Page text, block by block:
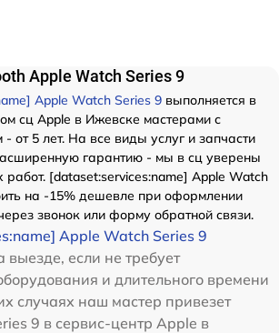
Apple Watch Series 9
Apple Watch Series 9 выполняется в
сц Apple в Ижевске мастерами с
от 5 лет. На все виды услуг и запчасти
гарантию - мы в сц уверены
работ. [dataset:services:name] Apple Watch
на -15% дешевле при оформлении
звонок или форму обратной связи.
Apple Watch Series 9
выезде, если не требует
и длительного времени
случаях наш мастер привезет
9 в сервис-центр Apple в